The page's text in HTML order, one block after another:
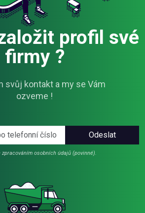
profil své
firmy ?
svůj kontakt a my se Vám
ozveme !
Odeslat
osobních údajů (povinné).